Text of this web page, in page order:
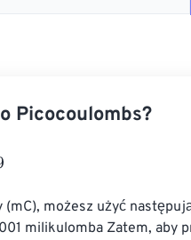
Picocoulombs?
możesz użyć
milikulomba Zatem, aby